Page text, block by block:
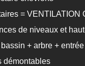
= VENTILATION
de niveaux et
+ arbre +
démontables